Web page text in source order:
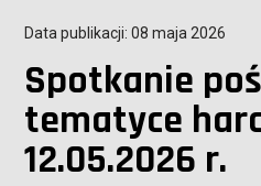
Data publikacji: 08 maja 2026
Spotkanie
tematyce
12.05.2026 r.